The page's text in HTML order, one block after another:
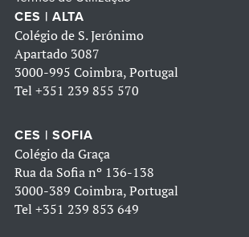
CES | ALTA
Colégio de S. Jerónimo
Apartado 3087
3000-995 Coimbra, Portugal
Tel +351 239 855 570
CES | SOFIA
Colégio da Graça
Rua da Sofia nº 136-138
3000-389 Coimbra, Portugal
Tel +351 239 853 649